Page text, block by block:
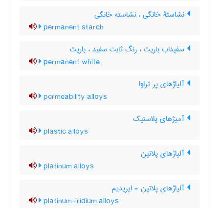
نشاستۀ خانگی ، نشاسته خانگی
permanent starch
سفیداب باریت ، رنگ ثابت سفید ، باریت
permanent white
آلیاژهای پر تراوا
permeability alloys
آمیژهای پلاستیک
plastic alloys
آلیاژهای پلاتین
platinum alloys
آلیاژهای پلاتین - ایریدیم
platinum-iridium alloys